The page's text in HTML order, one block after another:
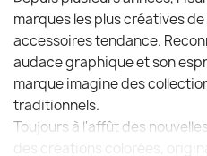
marques les plus créatives
accessoires tendance.
audace graphique et son
marque imagine des
traditionnels.
Toujours à l'affût des